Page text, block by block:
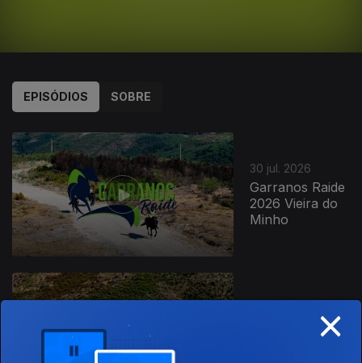
EPISÓDIOS SOBRE
30 jul. 2026
Garranos Raide
2026 Vieira do
Minho
Garranos Raide
880900
×